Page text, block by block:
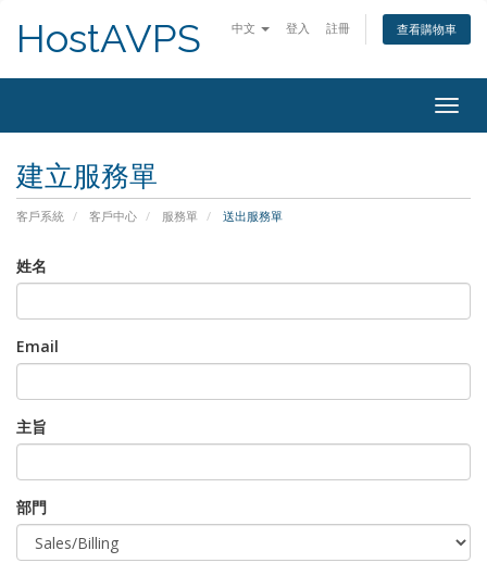
中文 登入 註冊 查看購物車
HostAVPS
建立服務單
客戶系統 客戶中心 服務單 送出服務單
姓名
Email
主旨
部門